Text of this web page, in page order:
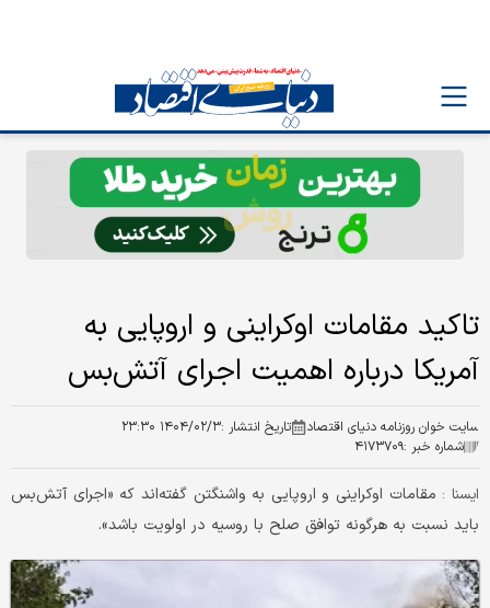
تاکید مقامات اوکراینی و اروپایی به
آمریکا درباره اهمیت اجرای آتش‌بس
سایت خوان روزنامه دنیای اقتصاد تاریخ انتشار :۱۴۰۴/۰۲/۳ ۲۳:۳۰
شماره خبر :۴۱۷۳۷۰۹
ايسنا : مقامات اوکراینی و اروپایی به واشنگتن گفته‌اند که «اجرای آتش‌بس
باید نسبت به هرگونه توافق صلح با روسیه در اولویت باشد».